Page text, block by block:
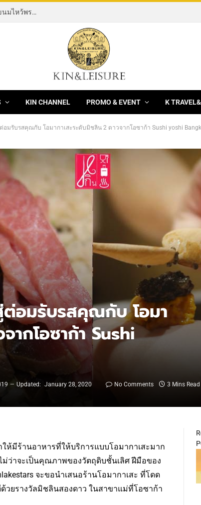
[News] THE ROCKING HORSE OF RESILIENCE คอลเลกชันขนมไหว้พระจันทร์ mooncake ประจำปี 2569 จากBanyan Tree Bangkok 1 สิงหาคม – 25 กันยายน 2569
KIN CHANNEL PROMO & EVENT K
มรับรสคุณกับ โอมากาเสะระดับมิชลิน 2 ดาวจากโอซาก้า Sushi yoshi
อมรับรสคุณกับ โอมา
ากโอซาก้า Sushi
Updated: January 28, 2020 No Comments 3 Mins Read
ห้มีร้านอาหารที่ให้บริการแบบโอมากาเสะมาก
ว่าจะเป็นคุณภาพของวัตถุดิบชั้นเลิศ ฝีมือของ
จะขอนำเสนอร้านโอมากาเสะ ที่โดด
วยรางวัลมิชลินสองดาว ในสาขาแม่ที่โอซาก้า